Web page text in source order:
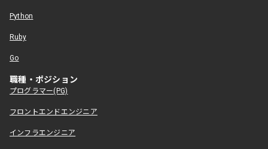
Python
Ruby
Go
職種・ポジション
プログラマー(PG)
フロントエンドエンジニア
インフラエンジニア